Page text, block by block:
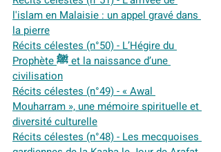
l'islam en Malaisie : un appel gravé dans
la pierre
Récits célestes (n°50) - L’Hégire du
Prophète ﷺ et la naissance d’une
civilisation
Récits célestes (n°49) - « Awal
Mouharram », une mémoire spirituelle et
diversité culturelle
Récits célestes (n°48) - Les mecquoises